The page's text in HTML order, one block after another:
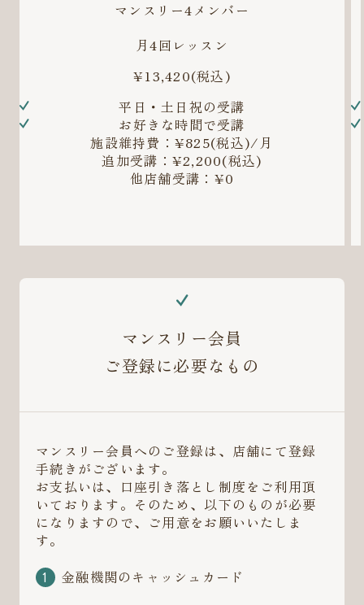
マンスリー4メンバー
月4回レッスン
¥13,420(税込)
平日・土日祝の受講
お好きな時間で受講
施設維持費：¥825(税込)/月
追加受講：¥2,200(税込)
他店舗受講：¥0
マンスリー会員
ご登録に必要なもの
マンスリー会員へのご登録は、店舗にて登録
手続きがございます。
お支払いは、口座引き落とし制度をご利用頂
いております。そのため、以下のものが必要
になりますので、ご用意をお願いいたしま
す。
金融機関のキャッシュカード